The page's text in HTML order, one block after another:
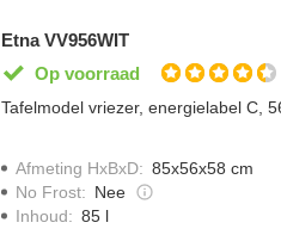
Etna VV956WIT
Op voorraad
Tafelmodel vriezer, energielabel C,
Afmeting HxBxD: 85x56x58 cm
No Frost: Nee
Inhoud: 85 l